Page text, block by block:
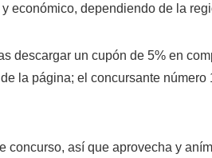
económico, dependiendo de la
descargar un cupón de 5% en
la página; el concursante
concurso, así que aprovecha y